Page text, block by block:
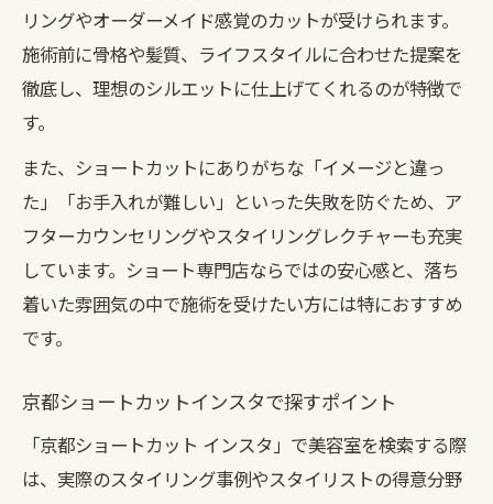
リングやオーダーメイド感覚のカットが受けられます。
施術前に骨格や髪質、ライフスタイルに合わせた提案を
徹底し、理想のシルエットに仕上げてくれるのが特徴で
す。
また、ショートカットにありがちな「イメージと違っ
た」「お手入れが難しい」といった失敗を防ぐため、ア
フターカウンセリングやスタイリングレクチャーも充実
しています。ショート専門店ならではの安心感と、落ち
着いた雰囲気の中で施術を受けたい方には特におすすめ
です。
京都ショートカットインスタで探すポイント
「京都ショートカット インスタ」で美容室を検索する際
は、実際のスタイリング事例やスタイリストの得意分野